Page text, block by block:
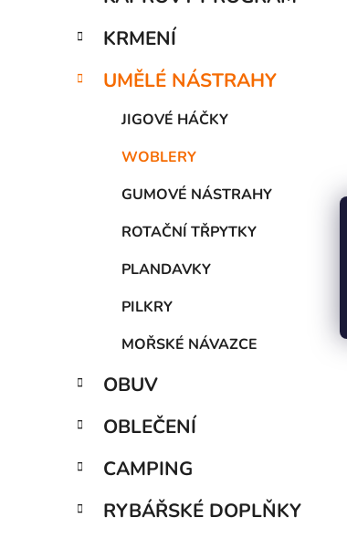
KRMENÍ
UMĚLÉ NÁSTRAHY
JIGOVÉ HÁČKY
WOBLERY
GUMOVÉ NÁSTRAHY
ROTAČNÍ TŘPYTKY
PLANDAVKY
PILKRY
MOŘSKÉ NÁVAZCE
OBUV
OBLEČENÍ
CAMPING
RYBÁŘSKÉ DOPLŇKY